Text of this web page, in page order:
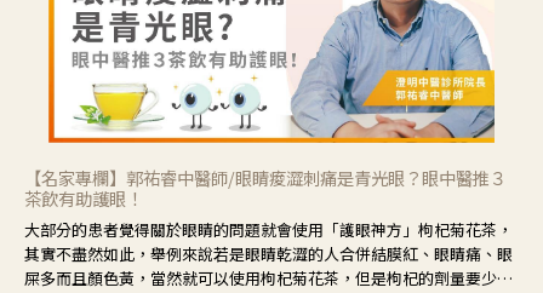
【名家專欄】郭祐睿中醫師/眼睛痠澀刺痛是青光眼？眼中醫推３
茶飲有助護眼！
大部分的患者覺得關於眼睛的問題就會使用「護眼神方」枸杞菊花茶，
其實不盡然如此，舉例來說若是眼睛乾澀的人合併結膜紅、眼睛痛、眼
屎多而且顏色黃，當然就可以使用枸杞菊花茶，但是枸杞的劑量要少，